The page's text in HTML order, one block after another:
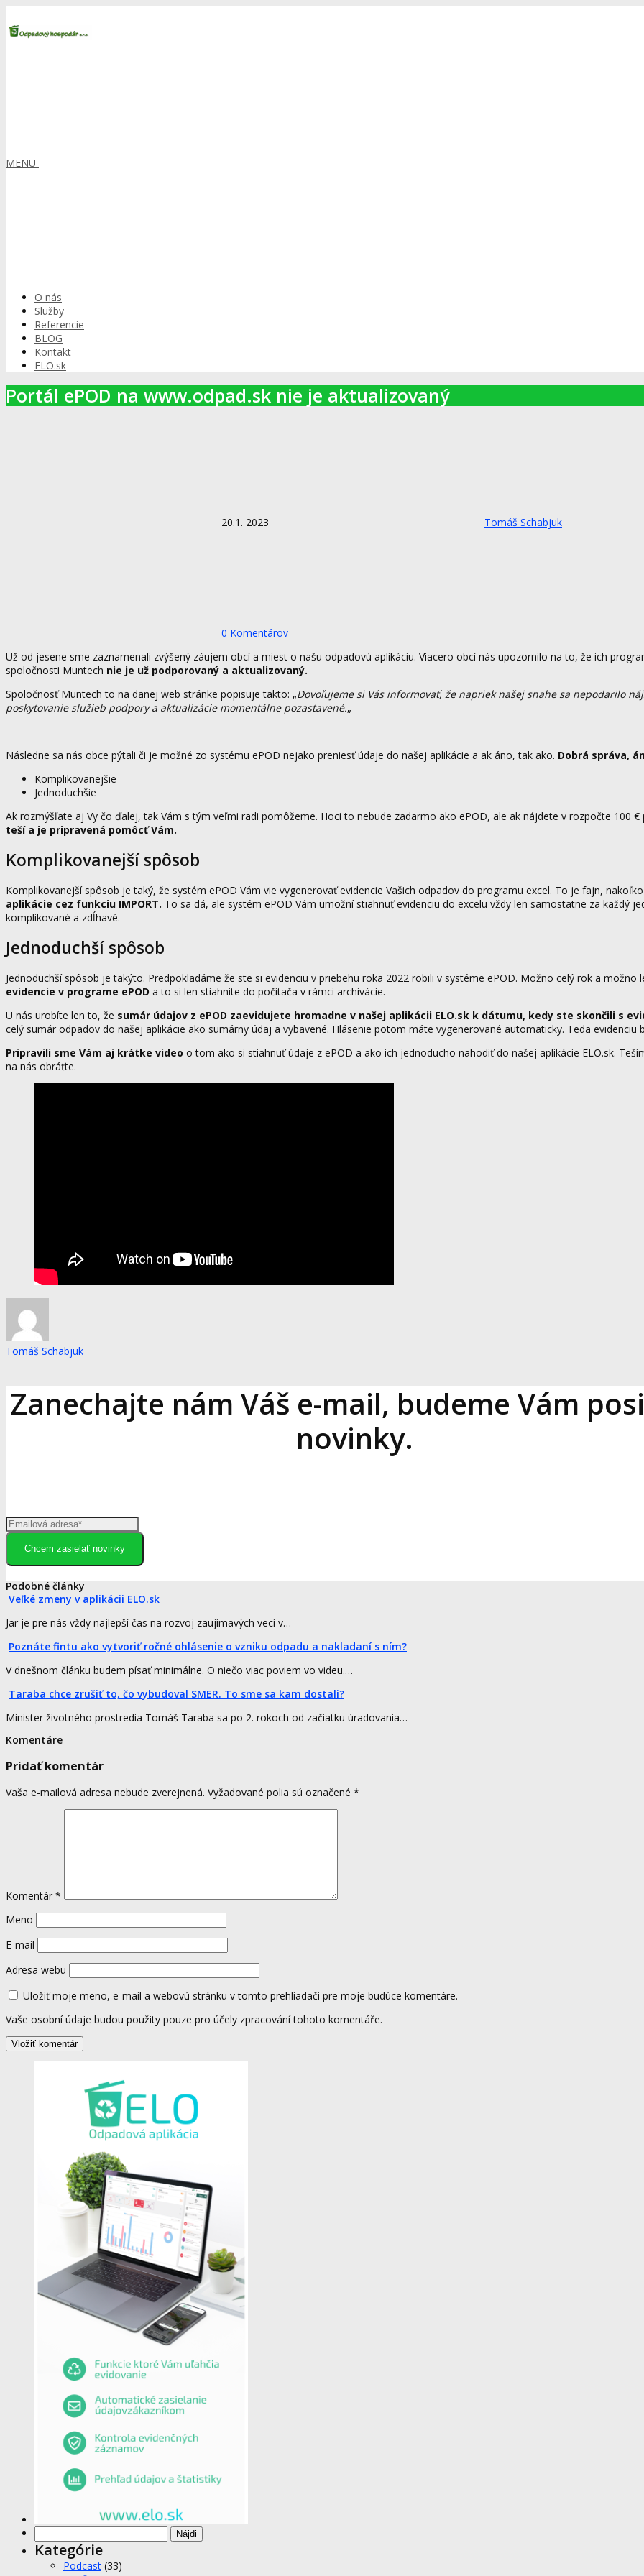
MENU
O nás
Služby
Referencie
BLOG
Kontakt
ELO.sk
Portál ePOD na www.odpad.sk nie je aktualizovaný
20.1. 2023 Tomáš Schabjuk
0 Komentárov
Už od jesene sme zaznamenali zvýšený záujem obcí a miest o našu odpadovú aplikáciu. Viacero obcí nás upozornilo na to, že ich
spoločnosti Muntech nie je už podporovaný a aktualizovaný.
Spoločnosť Muntech to na danej web stránke popisuje takto: „Dovoľujeme si Vás informovať, že napriek našej snahe sa nepodarilo
poskytovanie služieb podpory a aktualizácie momentálne pozastavené.„
Následne sa nás obce pýtali či je možné zo systému ePOD nejako preniesť údaje do našej aplikácie a ak áno, tak ako. Dobrá správa,
Komplikovanejšie
Jednoduchšie
Ak rozmýšľate aj Vy čo ďalej, tak Vám s tým veľmi radi pomôžeme. Hoci to nebude zadarmo ako ePOD, ale ak nájdete v rozpočte 100
teší a je pripravená pomôcť Vám.
Komplikovanejší spôsob
Komplikovanejší spôsob je taký, že systém ePOD Vám vie vygenerovať evidencie Vašich odpadov do programu excel. To je fajn,
aplikácie cez funkciu IMPORT. To sa dá, ale systém ePOD Vám umožní stiahnuť evidenciu do excelu vždy len samostatne za každý
komplikované a zdĺhavé.
Jednoduchší spôsob
Jednoduchší spôsob je takýto. Predpokladáme že ste si evidenciu v priebehu roka 2022 robili v systéme ePOD. Možno celý rok a možno
evidencie v programe ePOD a to si len stiahnite do počítača v rámci archivácie.
U nás urobíte len to, že sumár údajov z ePOD zaevidujete hromadne v našej aplikácii ELO.sk k dátumu, kedy ste skončili s
celý sumár odpadov do našej aplikácie ako sumárny údaj a vybavené. Hlásenie potom máte vygenerované automaticky. Teda evidenciu
Pripravili sme Vám aj krátke video o tom ako si stiahnuť údaje z ePOD a ako ich jednoducho nahodiť do našej aplikácie ELO.sk.
na nás obráťte.
Tomáš Schabjuk
Zanechajte nám Váš e-mail, budeme Vám
novinky.
Chcem zasielať novinky
Podobné články
Veľké zmeny v aplikácii ELO.sk
Jar je pre nás vždy najlepší čas na rozvoj zaujímavých vecí v…
Poznáte fintu ako vytvoriť ročné ohlásenie o vzniku odpadu a nakladaní s ním?
V dnešnom článku budem písať minimálne. O niečo viac poviem vo videu.…
Taraba chce zrušiť to, čo vybudoval SMER. To sme sa kam dostali?
Minister životného prostredia Tomáš Taraba sa po 2. rokoch od začiatku úradovania…
Komentáre
Pridať komentár
Vaša e-mailová adresa nebude zverejnená. Vyžadované polia sú označené *
Komentár *
Meno
E-mail
Adresa webu
Uložiť moje meno, e-mail a webovú stránku v tomto prehliadači pre moje budúce komentáre.
Vaše osobní údaje budou použity pouze pro účely zpracování tohoto komentáře.
Kategórie
Podcast (33)